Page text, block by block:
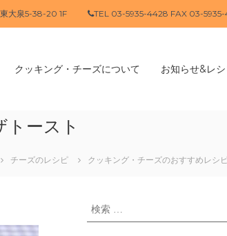
大泉5-38-20 1F TEL 03-5935-4428 FAX 03-
クッキング・チーズについて お知らせ&レ
ースト
チーズのレシピ クッキング・チーズのおすすめレシ
検
索